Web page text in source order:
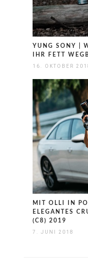
YUNG SONY |
IHR FETT
16. OKTOBER
MIT OLLI IN
ELEGANTES
(C8) 2019
7. JUNI 2018